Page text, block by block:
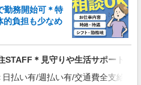
〜2062円 ＜日払い有/週払い有/交
勤務開始可＊特
的負担も少なめ
STAFF＊見守りや生活サポートなど
払い有/週払い有/交通費全支給(ガ